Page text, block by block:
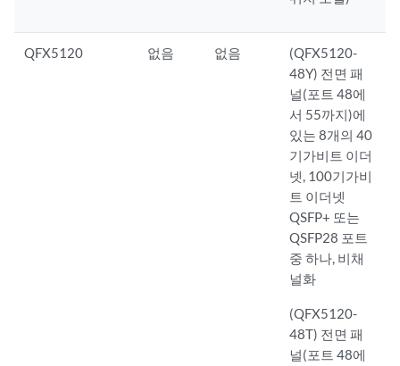
QFX5120 없음 없음
(QFX5120-
48Y) 전면 패
널(포트 48에
서 55까지)에
있는 8개의 40
기가비트 이더
넷, 100기가비
트 이더넷
QSFP+ 또는
QSFP28 포트
중 하나, 비채
널화
(QFX5120-
48T) 전면 패
널(포트 48에